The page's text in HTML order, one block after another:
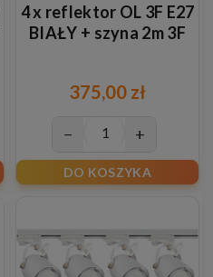
4 x reflektor OL 3F E27
BIAŁY + szyna 2m 3F
375,00 zł
− +
DO KOSZYKA